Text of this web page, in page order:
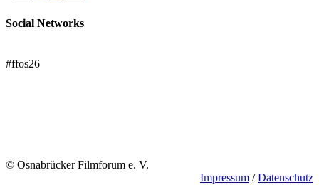
Social Networks
#ffos26
© Osnabrücker Filmforum e. V.
Impressum /Datenschutz